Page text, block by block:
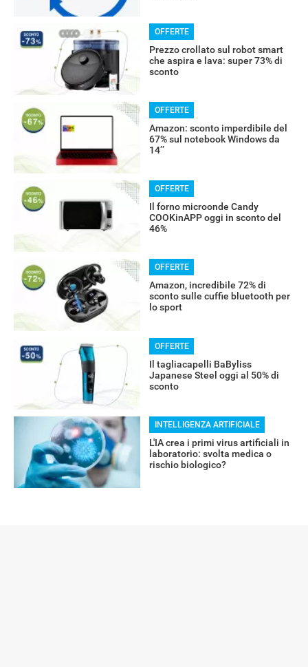
OFFERTE
Prezzo crollato sul robot smart
che aspira e lava: super 73% di
sconto
OFFERTE
Amazon: sconto imperdibile del
67% sul notebook Windows da
14’’
OFFERTE
Il forno microonde Candy
COOKinAPP oggi in sconto del
46%
OFFERTE
Amazon, incredibile 72% di
sconto sulle cuffie bluetooth per
lo sport
OFFERTE
Il tagliacapelli BaByliss
Japanese Steel oggi al 50% di
sconto
INTELLIGENZA ARTIFICIALE
L'IA crea i primi virus artificiali in
laboratorio: svolta medica o
rischio biologico?